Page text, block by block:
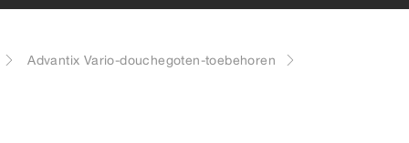
Advantix Vario-douchegoten-toebehoren